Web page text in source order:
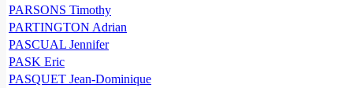
PARSONS Timothy
PARTINGTON Adrian
PASCUAL Jennifer
PASK Eric
PASQUET Jean-Dominique